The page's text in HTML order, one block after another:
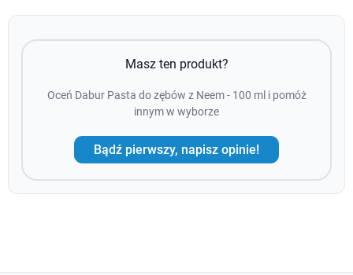
Masz ten produkt?
Oceń Dabur Pasta do zębów z Neem - 100 ml i pomóż
innym w wyborze
Bądź pierwszy, napisz opinie!